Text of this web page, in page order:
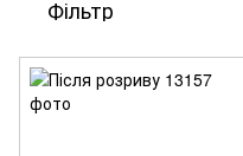
Фільтр